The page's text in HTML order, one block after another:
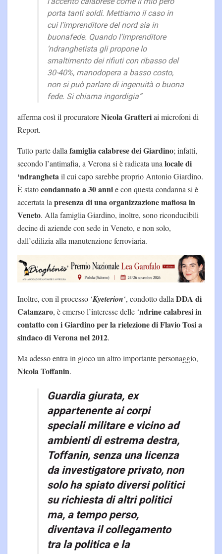
porta tanti soldi. Mettiamo il caso in
cui l’imprenditore del nord sia in
buonafede. Quando l’imprenditore
‘ndranghetista gli propone lo
smaltimento dei rifiuti con ribasso del
30-40%, manodopera a basso costo,
non si può parlare di ingenuità o buona
fede. Si chiama ingordigia”
afferma così il procuratoreNicola Gratteriai microfoni di
Report.
Tutto parte dalla famiglia calabrese dei Giardino; infatti,
secondo l’antimafia, a Verona si è radicata una locale di
‘ndranghetail cui capo sarebbe proprio Antonio Giardino.
È statocondannato a 30 annie con questa condanna si è
accertata la presenza di una organizzazione mafiosa in
Veneto. Alla famiglia Giardino, inoltre, sono riconducibili
decine di aziende con sede in Veneto, e non solo,
dall’edilizia alla manutenzione ferroviaria.
Inoltre, con il processo ‘Kyeterion‘, condotto dalla DDA di
Catanzaro, è emerso l’interesse delle ‘ndrine calabresi in
contatto con i Giardino per la rielezione di Flavio Tosi a
sindaco di Verona nel 2012.
Ma adesso entra in gioco un altro importante personaggio,
Nicola Toffanin.
Guardia giurata, ex
appartenente ai corpi
speciali militare e vicino ad
ambienti di estrema destra,
Toffanin, senza una licenza
da investigatore privato, non
solo ha spiato diversi politici
su richiesta di altri politici
ma, a tempo perso,
diventava il collegamento
tra la politica e la